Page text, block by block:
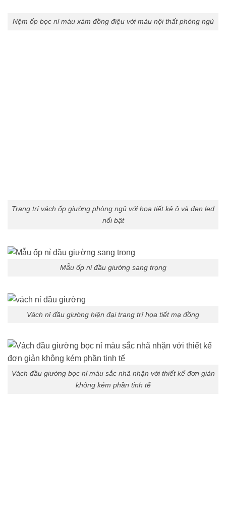
Nệm ốp bọc nỉ màu xám đồng điệu với màu nội thất phòng ngủ
Trang trí vách ốp giường phòng ngủ với họa tiết kẻ ô và đen led
nổi bật
Mẫu ốp nỉ đầu giường sang trọng
Vách nỉ đầu giường hiện đại trang trí họa tiết mạ đồng
Vách đầu giường bọc nỉ màu sắc nhã nhặn với thiết kế đơn giản
không kém phần tinh tế